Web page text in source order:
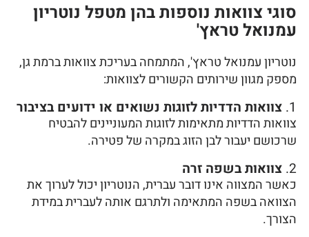
סוגי צוואות נוספות בהן מטפל נוטריון
עמנואל טראץ'
נוטריון עמנואל טראץ', המתמחה בעריכת צוואות ברמת גן,
מספק מגוון שירותים הקשורים לצוואות:
1. צוואות הדדיות לזוגות נשואים או ידועים בציבור
צוואות הדדיות מתאימות לזוגות המעוניינים להבטיח
שרכושם יעבור לבן הזוג במקרה של פטירה.
2. צוואות בשפה זרה
כאשר המצווה אינו דובר עברית, הנוטריון יכול לערוך את
הצוואה בשפה המתאימה ולתרגם אותה לעברית במידת
הצורך.